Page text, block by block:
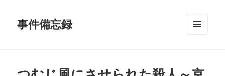
事件備忘録
ット